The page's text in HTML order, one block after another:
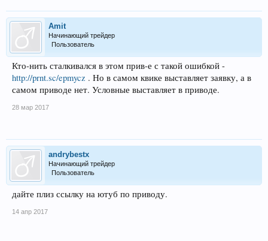
Amit
Начинающий трейдер
Пользователь
Кто-нить сталкивался в этом прив-е с такой ошибкой -
http://prnt.sc/epmycz . Но в самом квике выставляет заявку, а в
самом приводе нет. Условные выставляет в приводе.
28 мар 2017
andrybestx
Начинающий трейдер
Пользователь
дайте плиз ссылку на ютуб по приводу.
14 апр 2017